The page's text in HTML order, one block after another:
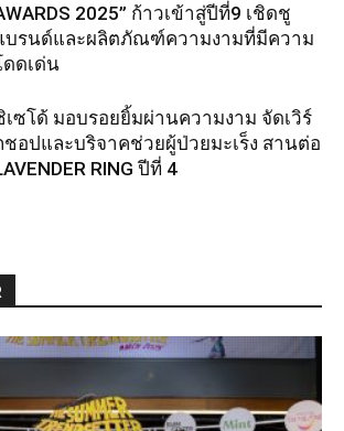
2025” ก้าวเข้าสู่ปีที่9 เชิดชู
บรนด์และผลิตภัณฑ์ความงามที่มีความ
ดดเด่น
เซโด้ มอบรอยยิ้มผ่านความงาม จัดเวิร์
ชอปและบริจาคช่วยผู้ป่วยมะเร็ง สานต่อ
RING ปีที่ 4